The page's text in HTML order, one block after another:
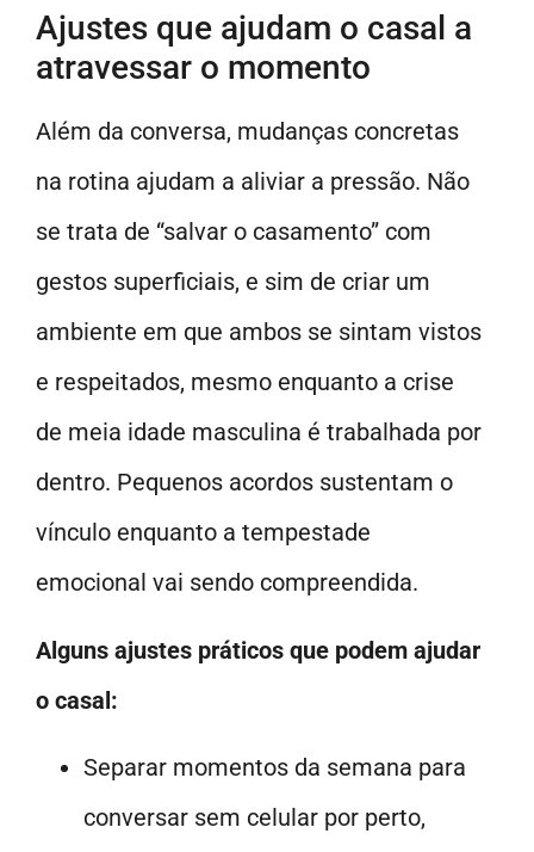
Ajustes que ajudam o casal a
atravessar o momento
Além da conversa, mudanças concretas
na rotina ajudam a aliviar a pressão. Não
se trata de “salvar o casamento” com
gestos superficiais, e sim de criar um
ambiente em que ambos se sintam vistos
e respeitados, mesmo enquanto a crise
de meia idade masculina é trabalhada por
dentro. Pequenos acordos sustentam o
vínculo enquanto a tempestade
emocional vai sendo compreendida.
Alguns ajustes práticos que podem ajudar
o casal:
Separar momentos da semana para
conversar sem celular por perto,